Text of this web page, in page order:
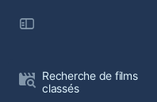
Recherche de films
classés